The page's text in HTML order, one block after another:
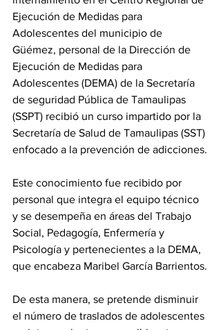
Ejecución de Medidas para
Adolescentes del municipio de
Güémez, personal de la Dirección de
Ejecución de Medidas para
Adolescentes (DEMA) de la Secretaría
de seguridad Pública de Tamaulipas
(SSPT) recibió un curso impartido por la
Secretaría de Salud de Tamaulipas (SST)
enfocado a la prevención de adicciones.
Este conocimiento fue recibido por
personal que integra el equipo técnico
y se desempeña en áreas del Trabajo
Social, Pedagogía, Enfermería y
Psicología y pertenecientes a la DEMA,
que encabeza Maribel García Barrientos.
De esta manera, se pretende disminuir
el número de traslados de adolescentes